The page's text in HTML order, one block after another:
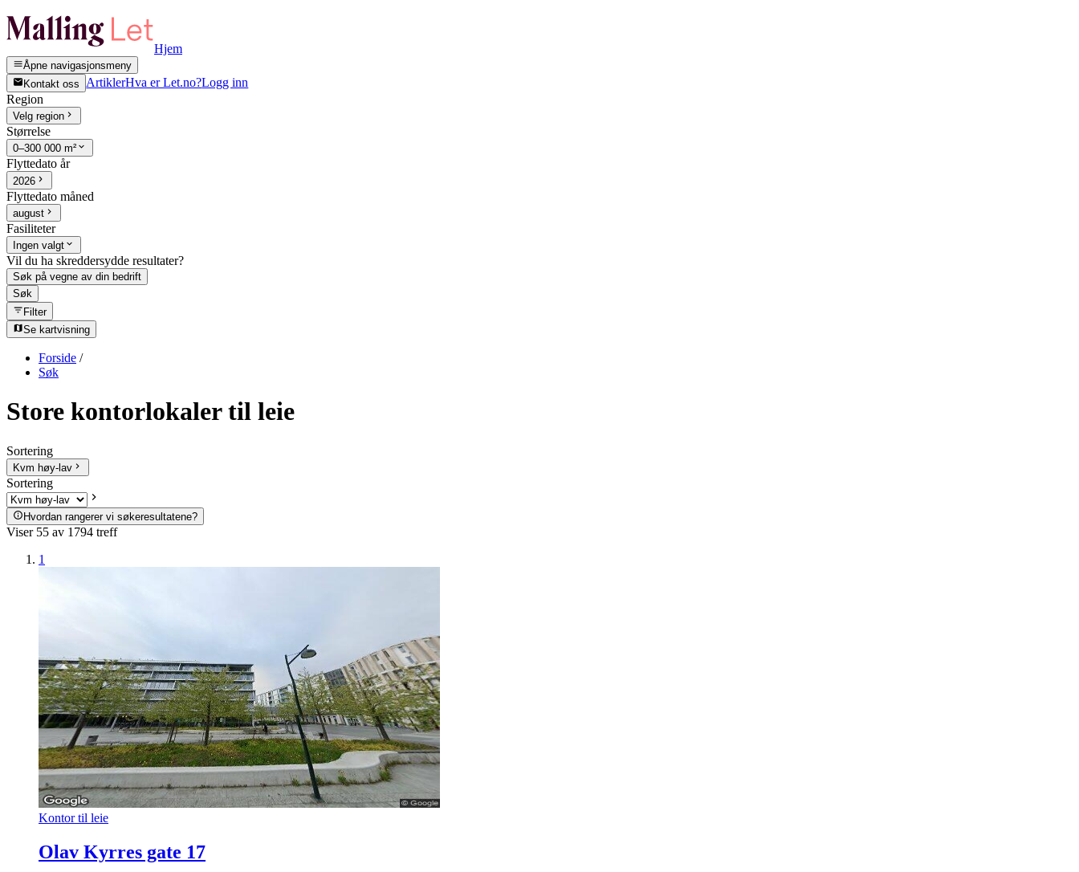
Hjem
Åpne navigasjonsmeny
Kontakt oss
ArtiklerHva er Let.no?Logg inn
Region
Velg region
Størrelse
0–300 000 m²
Flyttedato år
2026
Flyttedato måned
august
Fasiliteter
Ingen valgt
Vil du ha skreddersydde resultater?
Søk på vegne av din bedrift
Søk
Filter
Se kartvisning
Forside /
Søk
Store kontorlokaler til leie
Sortering
Kvm høy-lav
Sortering
Hvordan rangerer vi søkeresultatene?
Viser 55 av 1794 treff
1
Kontor til leie
Olav Kyrres gate 17